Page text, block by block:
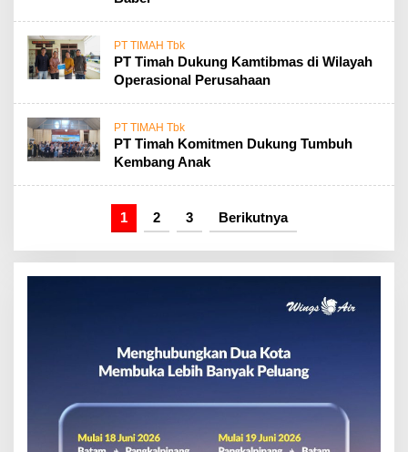
PT TIMAH Tbk
PT Timah Dukung Kamtibmas di Wilayah
Operasional Perusahaan
PT TIMAH Tbk
PT Timah Komitmen Dukung Tumbuh
Kembang Anak
1 2 3 Berikutnya